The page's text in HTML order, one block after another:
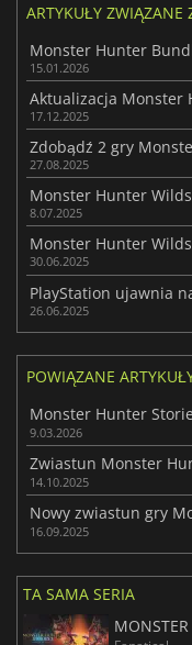
ARTYKUŁY ZWIĄZANE
15.01.2026
17.12.2025
27.08.2025
8.07.2025
30.06.2025
26.06.2025
POWIĄZANE
9.03.2026
14.10.2025
16.09.2025
TA SAMA SERIA